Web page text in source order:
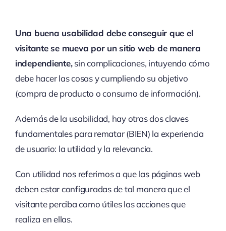
Una buena usabilidad debe conseguir que el
visitante se mueva por un sitio web de manera
independiente,sin complicaciones, intuyendo cómo
debe hacer las cosas y cumpliendo su objetivo
(compra de producto o consumo de información).
Además de la usabilidad, hay otras dos claves
fundamentales para rematar (BIEN) la experiencia
de usuario: la utilidad y la relevancia.
Con utilidad nos referimos a que las páginas web
deben estar configuradas de tal manera que el
visitante perciba como útiles las acciones que
realiza en ellas.